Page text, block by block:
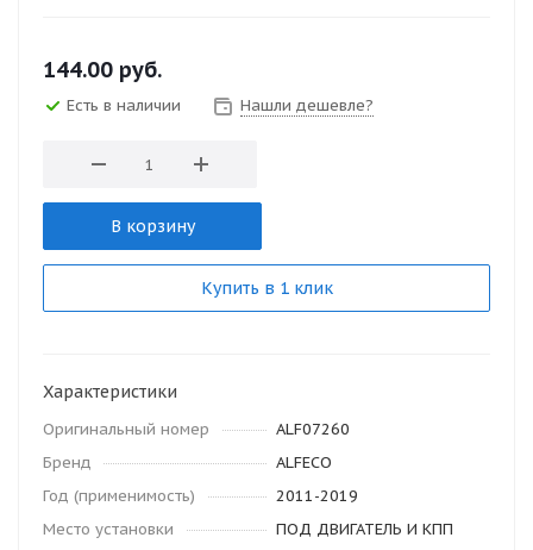
144.00 руб.
Есть в наличии Нашли дешевле?
В корзину
Купить в 1 клик
Характеристики
Оригинальный номер
ALF07260
Бренд
ALFECO
Год (применимость)
2011-2019
Место установки
ПОД ДВИГАТЕЛЬ И КПП